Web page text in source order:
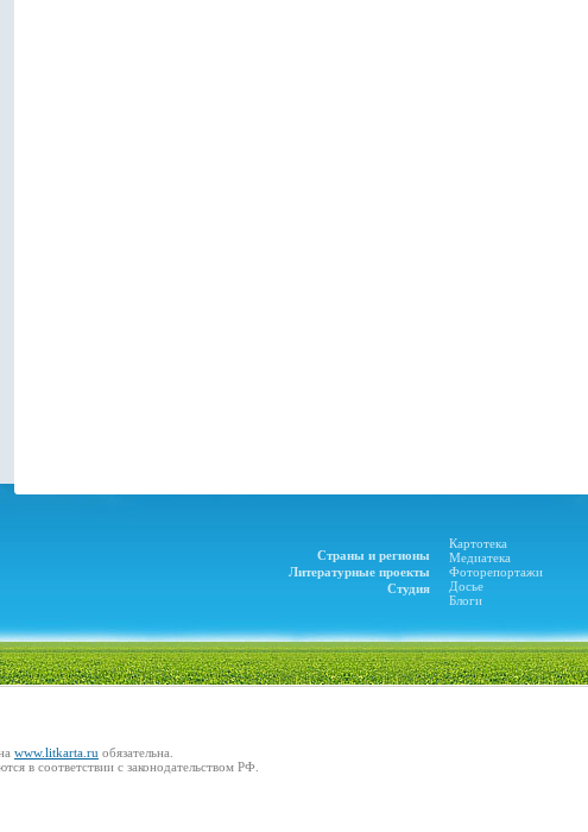
Страны и регионы
Литературные проекты
Студия
Картотека
Медиатека
Фоторепортажи
Досье
Блоги
www.litkarta.ru обязательна.
в соответствии с законодательством РФ.